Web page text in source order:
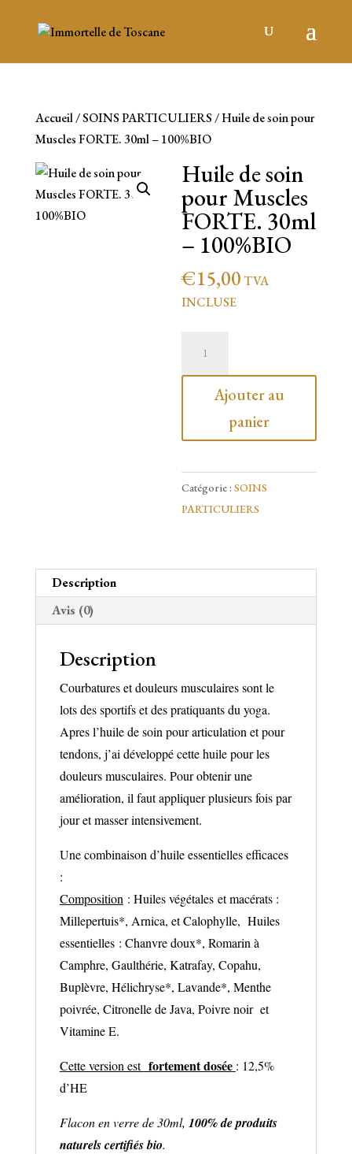
Accueil/SOINS PARTICULIERS/ Huile de soin pour
Muscles FORTE. 30ml – 100%BIO
Huile de soin
pour Muscles
FORTE. 30ml
– 100%BIO
€15,00TVA
INCLUSE
Muscles
FORTE.
30ml
Ajouter au
panier
Catégorie :SOINS
PARTICULIERS
Description
Avis (0)
Description
Courbatures et douleurs musculaires sont le
lots des sportifs et des pratiquants du yoga.
Apres l’huile de soin pour articulation et pour
tendons, j’ai développé cette huile pour les
douleurs musculaires. Pour obtenir une
amélioration, il faut appliquer plusieurs fois par
jour et masser intensivement.
Une combinaison d’huile essentielles efficaces
:
Composition : Huiles végétales et macérats :
Millepertuis*, Arnica, et Calophylle, Huiles
essentielles : Chanvre doux*, Romarin à
Camphre, Gaulthérie, Katrafay, Copahu,
Buplèvre, Hélichryse*, Lavande*, Menthe
poivrée, Citronelle de Java, Poivre noir et
Vitamine E.
Cette version est fortement dosée : 12,5%
d’HE
Flacon en verre de 30ml, 100% de produits
naturels certifiés bio.